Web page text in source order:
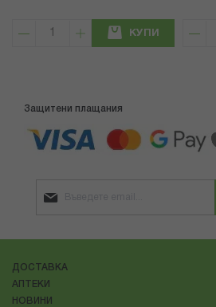
КУПИ
Защитени плащания
ДОСТАВКА
АПТЕКИ
НОВИНИ